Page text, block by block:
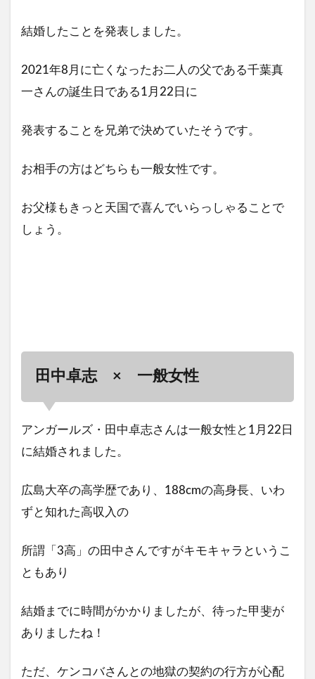
結婚したことを発表しました。
2021年8月に亡くなったお二人の父である千葉真
一さんの誕生日である1月22日に
発表することを兄弟で決めていたそうです。
お相手の方はどちらも一般女性です。
お父様もきっと天国で喜んでいらっしゃることで
しょう。
田中卓志 × 一般女性
アンガールズ・田中卓志さんは一般女性と1月22日
に結婚されました。
広島大卒の高学歴であり、188cmの高身長、いわ
ずと知れた高収入の
所謂「3高」の田中さんですがキモキャラというこ
ともあり
結婚までに時間がかかりましたが、待った甲斐が
ありましたね！
ただ、ケンコバさんとの地獄の契約の行方が心配